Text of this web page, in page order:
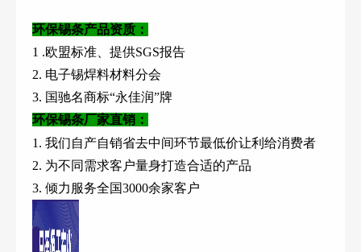
环保锡条产品资质：
1 .欧盟标准、提供SGS报告
2. 电子锡焊料材料分会
3. 国驰名商标“永佳润”牌
环保锡条厂家直销：
1. 我们自产自销省去中间环节最低价让利给消费者
2. 为不同需求客户量身打造合适的产品
3. 倾力服务全国3000余家客户